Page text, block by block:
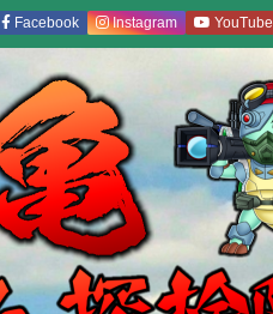
Facebook Instagram YouTube